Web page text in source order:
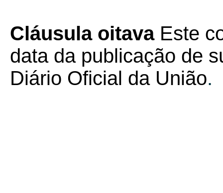
Cláusula oitavaEste
data da publicação de
Diário Oficial da União.